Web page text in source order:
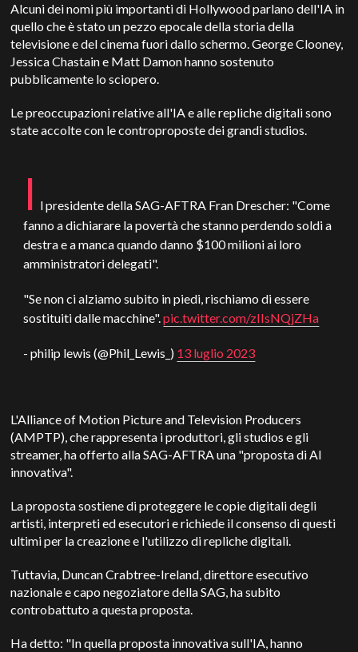
Alcuni dei nomi più importanti di Hollywood parlano dell'IA in
quello che è stato un pezzo epocale della storia della
televisione e del cinema fuori dallo schermo. George Clooney,
Jessica Chastain e Matt Damon hanno sostenuto
pubblicamente lo sciopero.
Le preoccupazioni relative all'IA e alle repliche digitali sono
state accolte con le controproposte dei grandi studios.
I l presidente della SAG-AFTRA Fran Drescher: "Come
fanno a dichiarare la povertà che stanno perdendo soldi a
destra e a manca quando danno $100 milioni ai loro
amministratori delegati".
"Se non ci alziamo subito in piedi, rischiamo di essere
sostituiti dalle macchine".pic.twitter.com/zIIsNQjZHa
- philip lewis (@Phil_Lewis_) 13 luglio 2023
L'Alliance of Motion Picture and Television Producers
(AMPTP), che rappresenta i produttori, gli studios e gli
streamer, ha offerto alla SAG-AFTRA una "proposta di AI
innovativa".
La proposta sostiene di proteggere le copie digitali degli
artisti, interpreti ed esecutori e richiede il consenso di questi
ultimi per la creazione e l'utilizzo di repliche digitali.
Tuttavia, Duncan Crabtree-Ireland, direttore esecutivo
nazionale e capo negoziatore della SAG, ha subito
controbattuto a questa proposta.
Ha detto: "In quella proposta innovativa sull'IA, hanno